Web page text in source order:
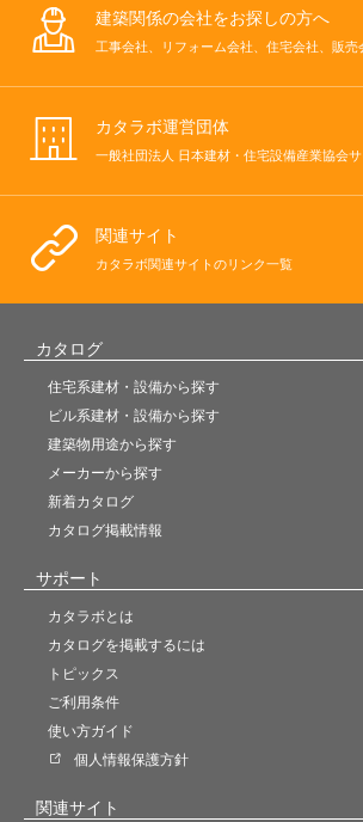
建築関係の会社をお探しの方へ
工事会社、リフォーム会社、住宅会社、販売
カタラボ運営団体
一般社団法人 日本建材・住宅設備産業協会
関連サイト
カタラボ関連サイトのリンク一覧
カタログ
住宅系建材・設備から探す
ビル系建材・設備から探す
建築物用途から探す
メーカーから探す
新着カタログ
カタログ掲載情報
サポート
カタラボとは
カタログを掲載するには
トピックス
ご利用条件
使い方ガイド
個人情報保護方針
関連サイト